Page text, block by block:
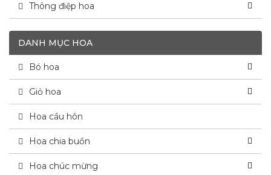
Thông điệp hoa
DANH MỤC HOA
Bó hoa
Giỏ hoa
Hoa cầu hôn
Hoa chia buồn
Hoa chúc mừng